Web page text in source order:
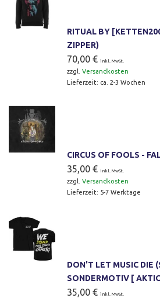
RITUAL BY
ZIPPER)
70,00 € inkl. MwSt.
zzgl. Versandkosten
Lieferzeit: ca. 2-3 Wochen
CIRCUS OF FOOLS -
35,00 € inkl. MwSt.
zzgl. Versandkosten
Lieferzeit: 5-7 Werktage
DON'T LET MUSIC DIE
SONDERMOTIV [
35,00 € inkl. MwSt.